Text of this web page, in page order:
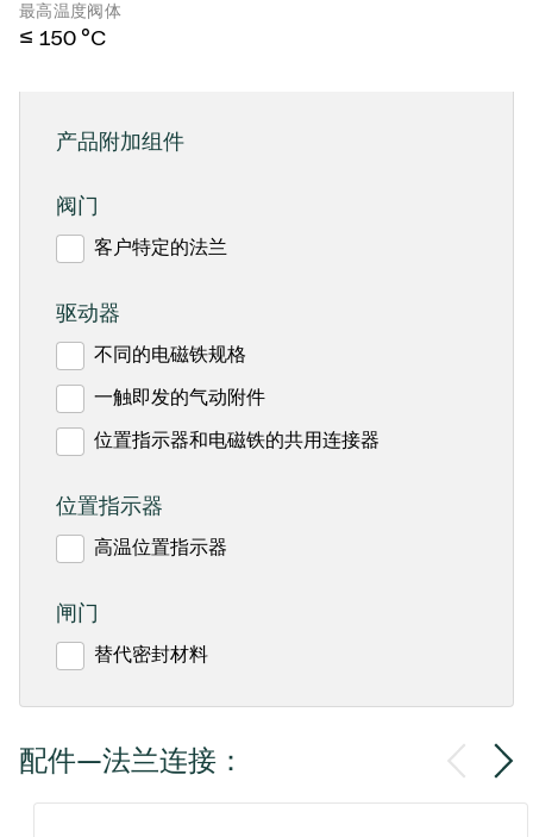
最高温度阀体
≤ 150 °C
产品附加组件
阀门
客户特定的法兰
驱动器
不同的电磁铁规格
一触即发的气动附件
位置指示器和电磁铁的共用连接器
位置指示器
高温位置指示器
闸门
替代密封材料
配件—法兰连接：